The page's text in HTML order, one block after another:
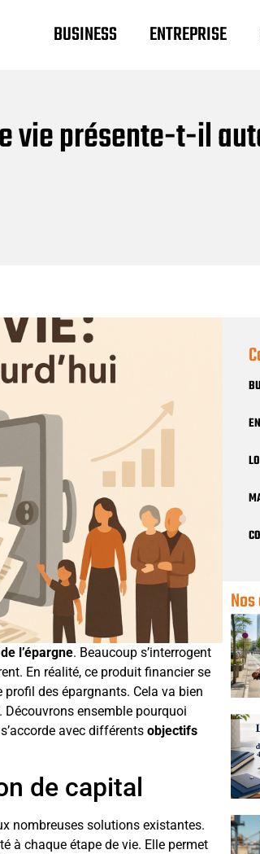
BUSINESS ENTREPRISE
vie présente-t-il
l’épargne. Beaucoup s’interrogent
En réalité, ce produit financier se
profil des épargnants. Cela va bien
Découvrons ensemble pourquoi
avec différents objectifs
de capital
nombreuses solutions existantes.
à chaque étape de vie. Elle permet